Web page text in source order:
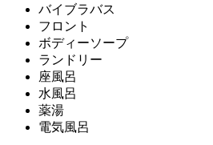
バイブラバス
フロント
ボディーソープ
ランドリー
座風呂
水風呂
薬湯
電気風呂